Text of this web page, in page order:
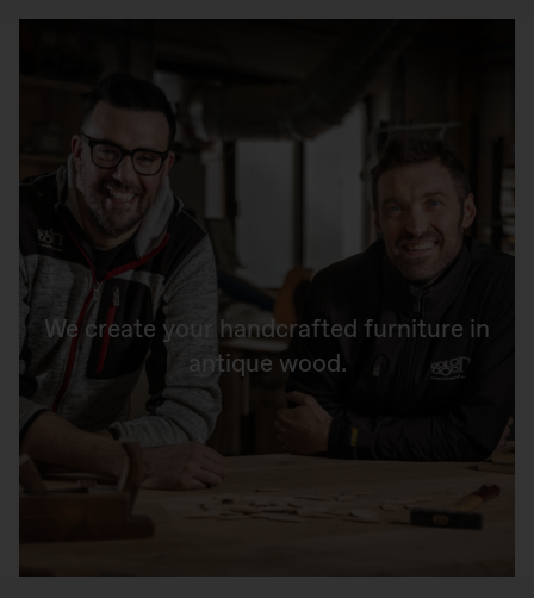
We create your handcrafted furniture in
antique wood.